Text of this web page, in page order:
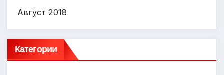
Август 2018
Категории